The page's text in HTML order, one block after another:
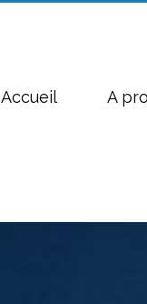
Accueil A